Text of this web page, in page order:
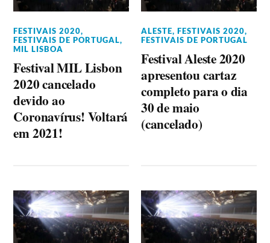
FESTIVAIS 2020,
FESTIVAIS DE PORTUGAL,
MIL LISBOA
Festival MIL Lisbon
2020 cancelado
devido ao
Coronavírus! Voltará
em 2021!
ALESTE,FESTIVAIS 2020,
FESTIVAIS DE PORTUGAL
Festival Aleste 2020
apresentou cartaz
completo para o dia
30 de maio
(cancelado)